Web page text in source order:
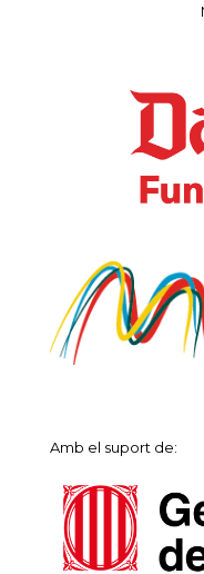
Amb el suport de: